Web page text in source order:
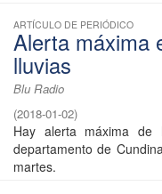
ARTÍCULO DE PERIÓDICO
Alerta máxima
lluvias
Blu Radio
(2018-01-02)
Hay alerta máxima de
departamento de
martes.